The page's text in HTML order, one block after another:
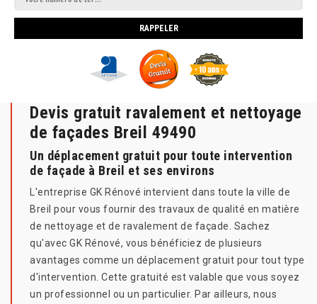
Devis gratuit ravalement et nettoyage
de façades Breil 49490
Un déplacement gratuit pour toute intervention
de façade à Breil et ses environs
L'entreprise GK Rénové intervient dans toute la ville de
Breil pour vous fournir des travaux de qualité en matière
de nettoyage et de ravalement de façade. Sachez
qu'avec GK Rénové, vous bénéficiez de plusieurs
avantages comme un déplacement gratuit pour tout type
d'intervention. Cette gratuité est valable que vous soyez
un professionnel ou un particulier. Par ailleurs, nous